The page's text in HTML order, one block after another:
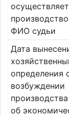
ФИО судьи
Дата
определения
возбуждении
об